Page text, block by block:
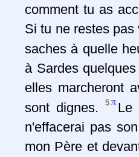
comment tu as
Si tu ne restes
saches à quelle
à Sardes
elles marcheront
sont dignes.
5π Le
n'effacerai pas
mon Père et